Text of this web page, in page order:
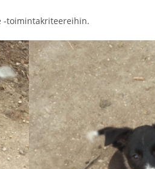
-toimintakriteereihin.